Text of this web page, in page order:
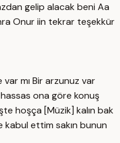
gelip alacak beni Aa
Onur iin tekrar teşekkür
mı Bir arzunuz var
ona göre konuş
hoşça [Müzik] kalın bak
kabul ettim sakın bunun